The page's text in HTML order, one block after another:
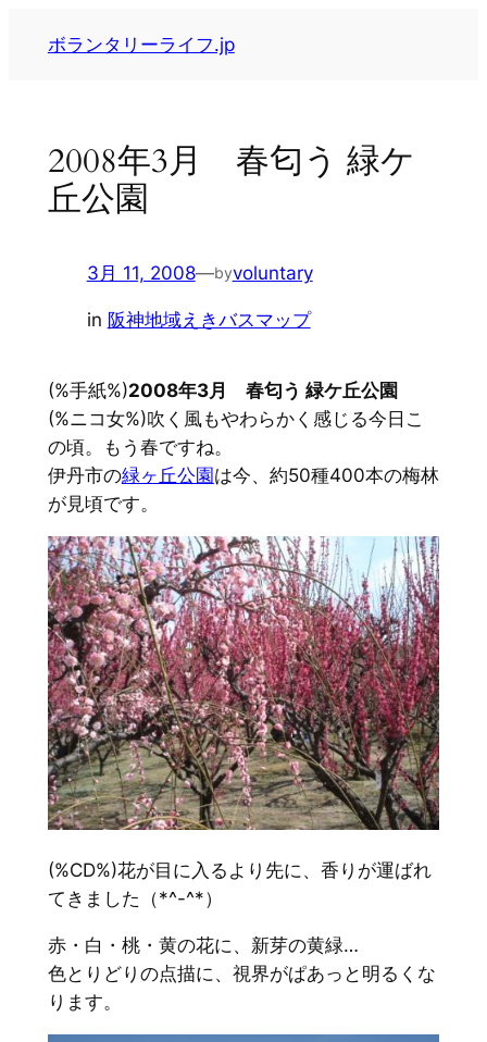
ボランタリーライフ.jp
2008年3月 春匂う 緑ケ
丘公園
3月 11, 2008—byvoluntary
in 阪神地域えきバスマップ
(%手紙%)2008年3月 春匂う 緑ケ丘公園
(%ニコ女%)吹く風もやわらかく感じる今日こ
の頃。もう春ですね。
伊丹市の緑ヶ丘公園は今、約50種400本の梅林
が見頃です。
(%CD%)花が目に入るより先に、香りが運ばれ
てきました（*^-^*）
赤・白・桃・黄の花に、新芽の黄緑…
色とりどりの点描に、視界がぱあっと明るくな
ります。